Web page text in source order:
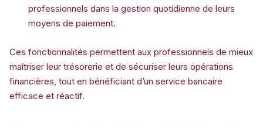
professionnels dans la gestion quotidienne de leurs
moyens de paiement.
Ces fonctionnalités permettent aux professionnels de mieux
maîtriser leur trésorerie et de sécuriser leurs opérations
financières, tout en bénéficiant d’un service bancaire
efficace et réactif.